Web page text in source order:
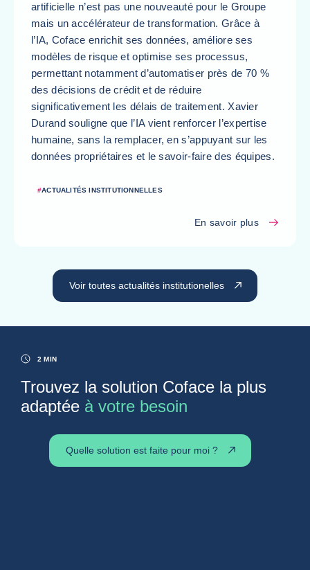
Voir toutes actualités institutionelles
artificielle n’est pas une nouveauté pour le Groupe
mais un accélérateur de transformation. Grâce à
l’IA, Coface enrichit ses données, améliore ses
modèles de risque et optimise ses processus,
permettant notamment d’automatiser près de 70 %
des décisions de crédit et de réduire
significativement les délais de traitement. Xavier
Durand souligne que l’IA vient renforcer l’expertise
humaine, sans la remplacer, en s’appuyant sur les
données propriétaires et le savoir-faire des équipes.
#ACTUALITÉS INSTITUTIONNELLES
En savoir plus
Trouvez la solution Coface la plus
adaptée à votre besoin
2 MIN
Quelle solution est faite pour moi ?